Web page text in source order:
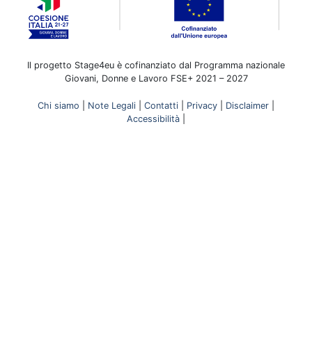
Il progetto Stage4eu è cofinanziato dal Programma nazionale
Giovani, Donne e Lavoro FSE+ 2021 – 2027
Chi siamo Note Legali Contatti Privacy Disclaimer
Accessibilità